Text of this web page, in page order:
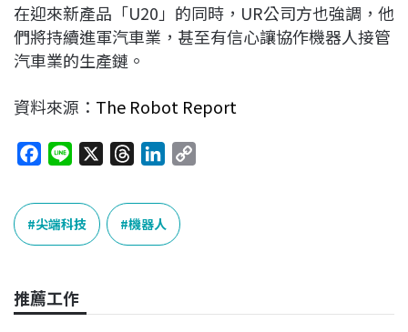
在迎來新產品「U20」的同時，UR公司方也強調，他
們將持續進軍汽車業，甚至有信心讓協作機器人接管
汽車業的生產鏈。
資料來源： The Robot Report
c
e
b
o
k
n
e
r
e
a
n
k
e
n
k
尖端科技 機器人
推薦工作